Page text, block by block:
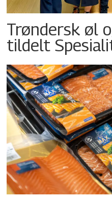
Trøndersk øl
tildelt